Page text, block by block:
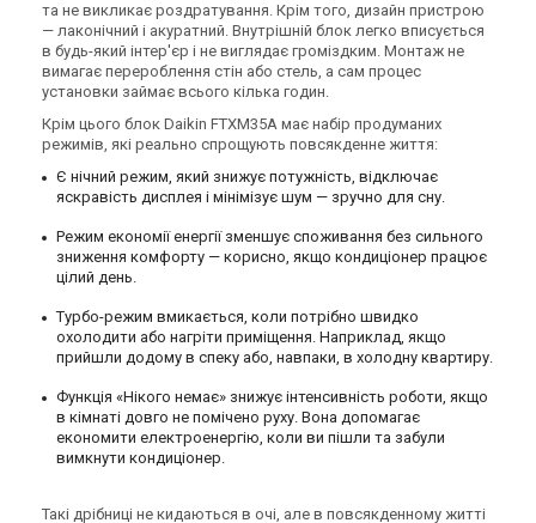
та не викликає роздратування. Крім того, дизайн пристрою
— лаконічний і акуратний. Внутрішній блок легко вписується
в будь-який інтер'єр і не виглядає громіздким. Монтаж не
вимагає перероблення стін або стель, а сам процес
установки займає всього кілька годин.
Крім цього блок Daikin FTXM35A має набір продуманих
режимів, які реально спрощують повсякденне життя:
Є нічний режим, який знижує потужність, відключає
яскравість дисплея і мінімізує шум — зручно для сну.
Режим економії енергії зменшує споживання без сильного
зниження комфорту — корисно, якщо кондиціонер працює
цілий день.
Турбо-режим вмикається, коли потрібно швидко
охолодити або нагріти приміщення. Наприклад, якщо
прийшли додому в спеку або, навпаки, в холодну квартиру.
Функція «Нікого немає» знижує інтенсивність роботи, якщо
в кімнаті довго не помічено руху. Вона допомагає
економити електроенергію, коли ви пішли та забули
вимкнути кондиціонер.
Такі дрібниці не кидаються в очі, але в повсякденному житті